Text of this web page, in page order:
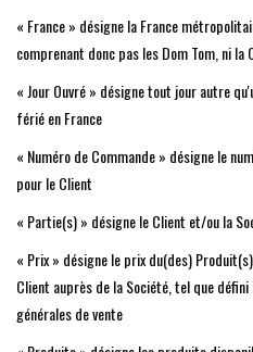
« France » désigne la France
comprenant donc pas les Dom Tom, ni la
« Jour Ouvré » désigne tout jour autre
férié en France
« Numéro de Commande » désigne le
pour le Client
« Partie(s) » désigne le Client et/ou la
« Prix » désigne le prix du(des)
Client auprès de la Société, tel que
générales de vente